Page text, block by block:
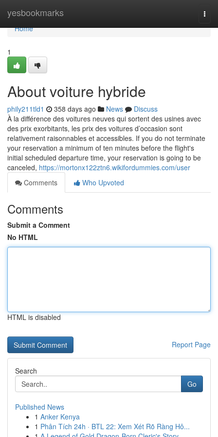
yesbookmarks
Home
Home
1
About voiture hybride
phily211tld1 358 days ago News
Discuss
À la différence des voitures neuves qui sortent des usines avec
des prix exorbitants, les prix des voitures d’occasion sont
relativement raisonnables et accessibles. If you do not terminate
your reservation a minimum of ten minutes before the flight's
initial scheduled departure time, your reservation is going to be
canceled, https://mortonx122ztn6.wikifordummies.com/user
Comments
Who Upvoted
Comments
Submit a Comment
No HTML
HTML is disabled
Report Page
Search
Go
Published News
1 Anker Kenya
1 Phân Tích 24h · BTL 22: Xem Xét Rõ Ràng Hô...